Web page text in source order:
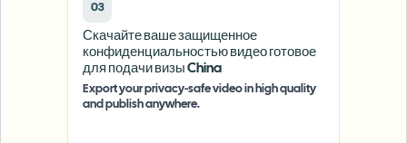
03
Скачайте ваше защищенное
конфиденциальностью видео готовое
для подачи визы China
Export your privacy-safe video in high quality
and publish anywhere.